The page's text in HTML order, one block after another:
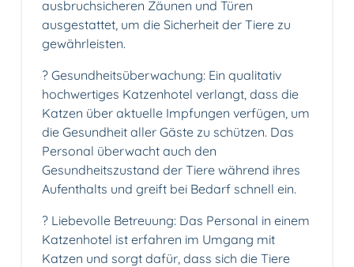
ausbruchsicheren Zäunen und Türen
ausgestattet, um die Sicherheit der Tiere zu
gewährleisten.
? Gesundheitsüberwachung: Ein qualitativ
hochwertiges Katzenhotel verlangt, dass die
Katzen über aktuelle Impfungen verfügen, um
die Gesundheit aller Gäste zu schützen. Das
Personal überwacht auch den
Gesundheitszustand der Tiere während ihres
Aufenthalts und greift bei Bedarf schnell ein.
? Liebevolle Betreuung: Das Personal in einem
Katzenhotel ist erfahren im Umgang mit
Katzen und sorgt dafür, dass sich die Tiere